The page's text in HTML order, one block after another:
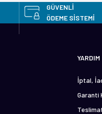
ilk yorumu siz yapın!
Yorum Yaz
GÜVENLİ
ÖDEME SİSTEMİ
YARDIM
İptal,
Garanti